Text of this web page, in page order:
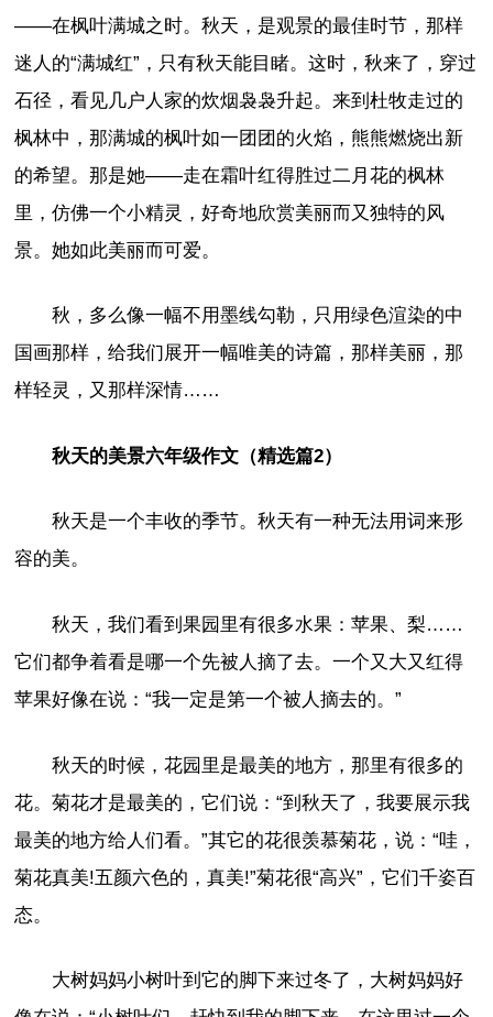
——在枫叶满城之时。秋天，是观景的最佳时节，那样
迷人的“满城红”，只有秋天能目睹。这时，秋来了，穿过
石径，看见几户人家的炊烟袅袅升起。来到杜牧走过的
枫林中，那满城的枫叶如一团团的火焰，熊熊燃烧出新
的希望。那是她——走在霜叶红得胜过二月花的枫林
里，仿佛一个小精灵，好奇地欣赏美丽而又独特的风
景。她如此美丽而可爱。
秋，多么像一幅不用墨线勾勒，只用绿色渲染的中
国画那样，给我们展开一幅唯美的诗篇，那样美丽，那
样轻灵，又那样深情……
秋天的美景六年级作文（精选篇2）
秋天是一个丰收的季节。秋天有一种无法用词来形
容的美。
秋天，我们看到果园里有很多水果：苹果、梨……
它们都争着看是哪一个先被人摘了去。一个又大又红得
苹果好像在说：“我一定是第一个被人摘去的。”
秋天的时候，花园里是最美的地方，那里有很多的
花。菊花才是最美的，它们说：“到秋天了，我要展示我
最美的地方给人们看。”其它的花很羡慕菊花，说：“哇，
菊花真美!五颜六色的，真美!”菊花很“高兴”，它们千姿百
态。
大树妈妈小树叶到它的脚下来过冬了，大树妈妈好